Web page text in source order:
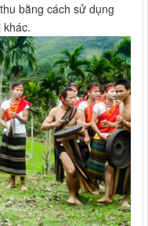
bằng cách sử dụng